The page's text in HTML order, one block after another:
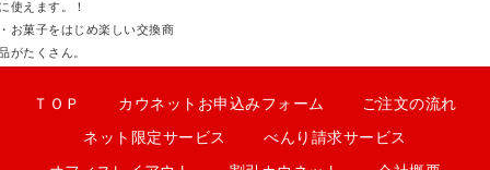
使えます。！
お菓子をはじめ楽しい交換商
がたくさん。
ＴＯＰ カウネットお申込みフォーム ご注文の流れ
ネット限定サービス べんり請求サービス